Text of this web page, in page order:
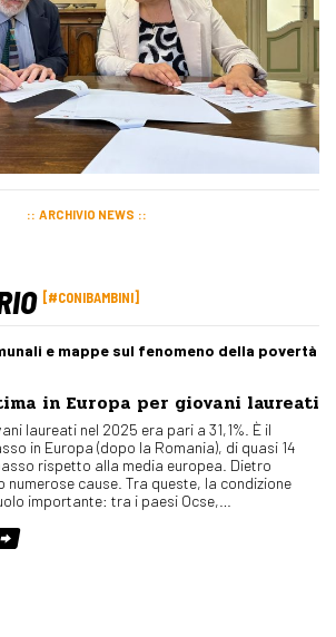
ARCHIVIO NEWS
#CONIBAMBINI
e mappe sul fenomeno della povertà
in Europa per giovani laureati
laureati nel 2025 era pari a 31,1%. È il
in Europa (dopo la Romania), di quasi 14
rispetto alla media europea. Dietro
numerose cause. Tra queste, la condizione
importante: tra i paesi Ocse,…